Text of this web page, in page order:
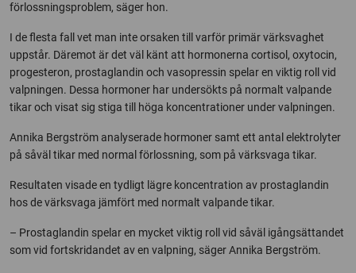
förlossningsproblem, säger hon.
I de flesta fall vet man inte orsaken till varför primär värksvaghet
uppstår. Däremot är det väl känt att hormonerna cortisol, oxytocin,
progesteron, prostaglandin och vasopressin spelar en viktig roll vid
valpningen. Dessa hormoner har undersökts på normalt valpande
tikar och visat sig stiga till höga koncentrationer under valpningen.
Annika Bergström analyserade hormoner samt ett antal elektrolyter
på såväl tikar med normal förlossning, som på värksvaga tikar.
Resultaten visade en tydligt lägre koncentration av prostaglandin
hos de värksvaga jämfört med normalt valpande tikar.
– Prostaglandin spelar en mycket viktig roll vid såväl igångsättandet
som vid fortskridandet av en valpning, säger Annika Bergström.